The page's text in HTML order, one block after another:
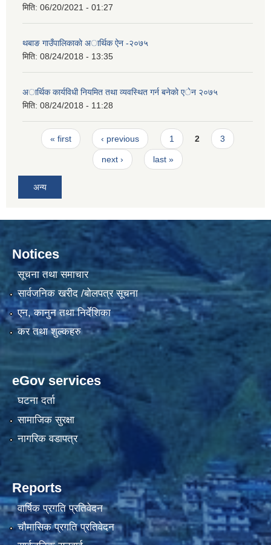
मिति: 06/20/2021 - 01:27
थबाङ गाउँपालिकाकाे अार्थिक ऐन -२०७५
मिति: 08/24/2018 - 13:35
अार्थिक कार्यविधी नियमित तथा व्यवस्थित गर्न बनेकाे एेन २०७५
मिति: 08/24/2018 - 11:28
Pages
« first ‹ previous 1 2 3
next › last »
अन्य
Notices
सूचना तथा समाचार
सार्वजनिक खरीद /बोलपत्र सूचना
एन, कानुन तथा निर्देशिका
कर तथा शुल्कहरु
eGov services
घटना दर्ता
सामाजिक सुरक्षा
नागरिक वडापत्र
Reports
वार्षिक प्रगति प्रतिवेदन
चौमासिक प्रगति प्रतिवेदन